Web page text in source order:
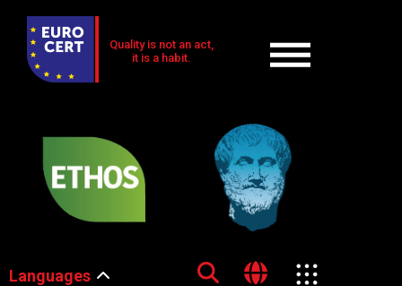
Quality is not an act,
it is a habit.
Languages